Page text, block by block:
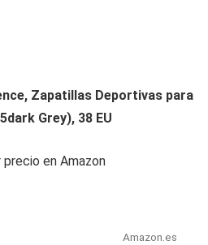
Zapatillas Deportivas para
Grey), 38 EU
precio en Amazon
Amazon.es